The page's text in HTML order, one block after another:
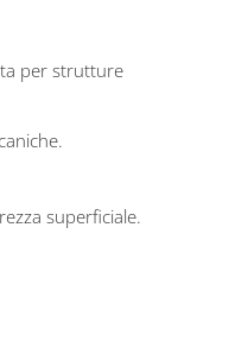
per strutture
superficiale.